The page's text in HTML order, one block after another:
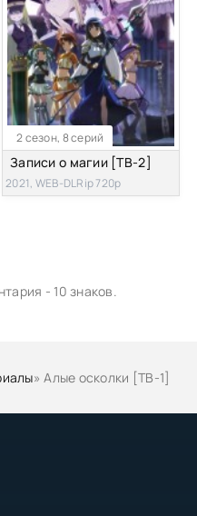
2 сезон, 8 серий
Записи о магии [ТВ-2]
2021, WEB-DLRip 720p
- 10 знаков.
» Алые осколки [ТВ-1]